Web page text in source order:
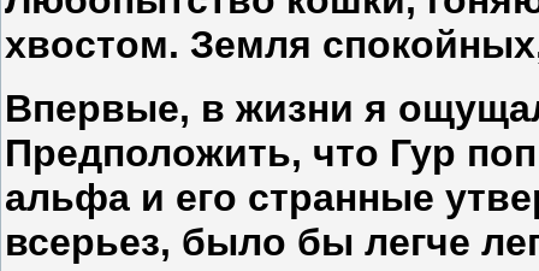
хвостом. Земля
Впервые, в жизни я
Предположить, что Гур
альфа и его странные
всерьез, было бы легче